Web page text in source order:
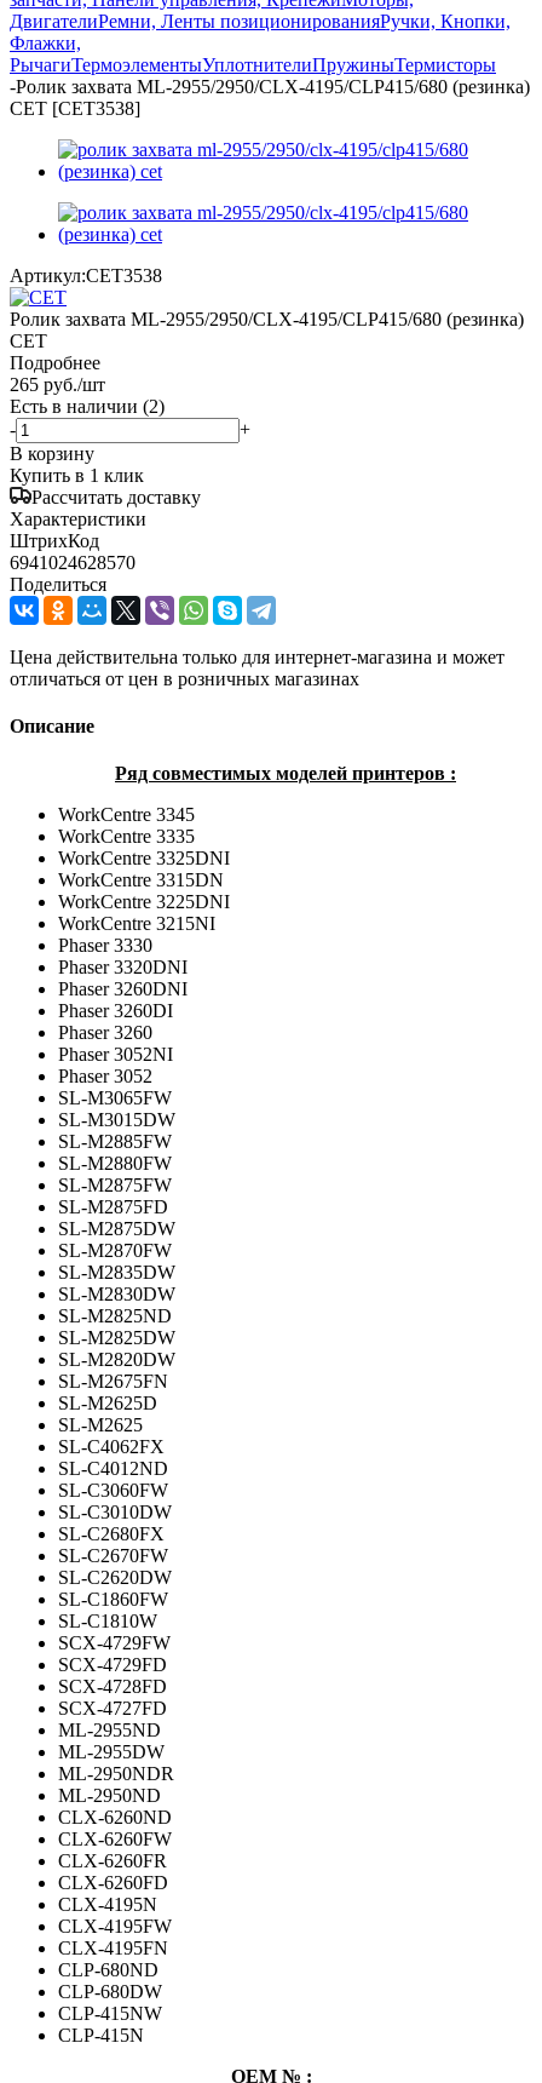
ДвигателиРемни, Ленты позиционированияРучки, Кнопки,
Флажки,
РычагиТермоэлементыУплотнителиПружиныТермисторы
-Ролик захвата ML-2955/2950/CLX-4195/CLP415/680 (резинка)
CET [CET3538]
Артикул:CET3538
Ролик захвата ML-2955/2950/CLX-4195/CLP415/680 (резинка)
CET
Подробнее
265 руб./шт
Есть в наличии (2)
-
+
В корзину
Купить в 1 клик
Рассчитать доставку
Характеристики
ШтрихКод
6941024628570
Поделиться
Цена действительна только для интернет-магазина и может
отличаться от цен в розничных магазинах
Описание
Ряд совместимых моделей принтеров :
WorkCentre 3345
WorkCentre 3335
WorkCentre 3325DNI
WorkCentre 3315DN
WorkCentre 3225DNI
WorkCentre 3215NI
Phaser 3330
Phaser 3320DNI
Phaser 3260DNI
Phaser 3260DI
Phaser 3260
Phaser 3052NI
Phaser 3052
SL-M3065FW
SL-M3015DW
SL-M2885FW
SL-M2880FW
SL-M2875FW
SL-M2875FD
SL-M2875DW
SL-M2870FW
SL-M2835DW
SL-M2830DW
SL-M2825ND
SL-M2825DW
SL-M2820DW
SL-M2675FN
SL-M2625D
SL-M2625
SL-C4062FX
SL-C4012ND
SL-C3060FW
SL-C3010DW
SL-C2680FX
SL-C2670FW
SL-C2620DW
SL-C1860FW
SL-C1810W
SCX-4729FW
SCX-4729FD
SCX-4728FD
SCX-4727FD
ML-2955ND
ML-2955DW
ML-2950NDR
ML-2950ND
CLX-6260ND
CLX-6260FW
CLX-6260FR
CLX-6260FD
CLX-4195N
CLX-4195FW
CLX-4195FN
CLP-680ND
CLP-680DW
CLP-415NW
CLP-415N
OEM № :